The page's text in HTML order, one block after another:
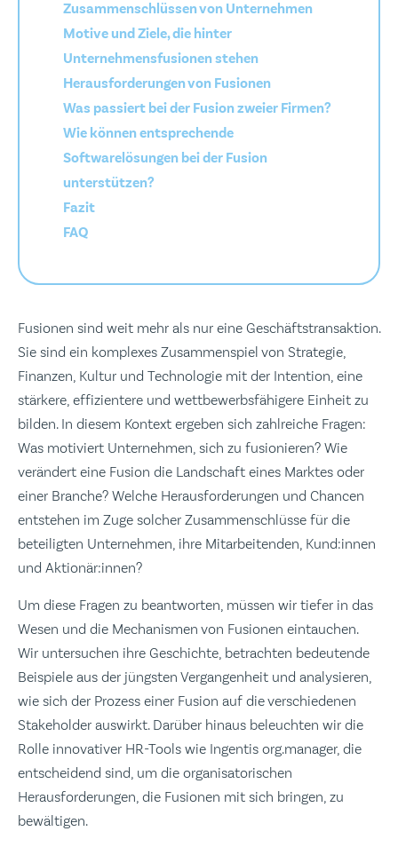
Zusammenschlüssen von Unternehmen
Motive und Ziele, die hinter
Unternehmensfusionen stehen
Herausforderungen von Fusionen
Was passiert bei der Fusion zweier Firmen?
Wie können entsprechende
Softwarelösungen bei der Fusion
unterstützen?
Fazit
FAQ
Fusionen sind weit mehr als nur eine Geschäftstransaktion.
Sie sind ein komplexes Zusammenspiel von Strategie,
Finanzen, Kultur und Technologie mit der Intention, eine
stärkere, effizientere und wettbewerbsfähigere Einheit zu
bilden. In diesem Kontext ergeben sich zahlreiche Fragen:
Was motiviert Unternehmen, sich zu fusionieren? Wie
verändert eine Fusion die Landschaft eines Marktes oder
einer Branche? Welche Herausforderungen und Chancen
entstehen im Zuge solcher Zusammenschlüsse für die
beteiligten Unternehmen, ihre Mitarbeitenden, Kund:innen
und Aktionär:innen?
Um diese Fragen zu beantworten, müssen wir tiefer in das
Wesen und die Mechanismen von Fusionen eintauchen.
Wir untersuchen ihre Geschichte, betrachten bedeutende
Beispiele aus der jüngsten Vergangenheit und analysieren,
wie sich der Prozess einer Fusion auf die verschiedenen
Stakeholder auswirkt. Darüber hinaus beleuchten wir die
Rolle innovativer HR-Tools wie Ingentis org.manager, die
entscheidend sind, um die organisatorischen
Herausforderungen, die Fusionen mit sich bringen, zu
bewältigen.